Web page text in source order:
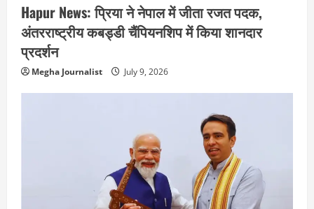
Hapur News: प्रिया ने नेपाल में जीता रजत पदक,
अंतरराष्ट्रीय कबड्डी चैंपियनशिप में किया शानदार
प्रदर्शन
Megha Journalist July 9, 2026